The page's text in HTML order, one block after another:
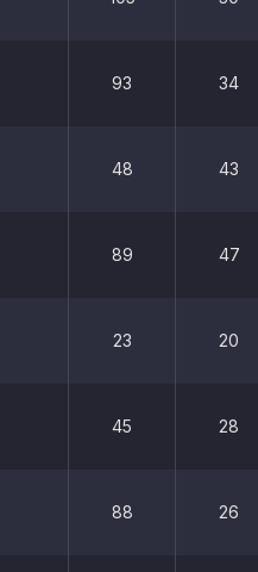
93 34
48 43
89 47
23 20
45 28
88 26